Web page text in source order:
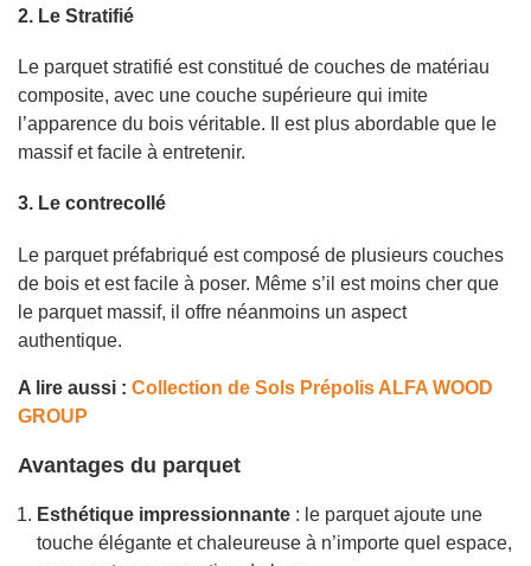
2. Le Stratifié
Le parquet stratifié est constitué de couches de matériau
composite, avec une couche supérieure qui imite
l’apparence du bois véritable. Il est plus abordable que le
massif et facile à entretenir.
3. Le contrecollé
Le parquet préfabriqué est composé de plusieurs couches
de bois et est facile à poser. Même s’il est moins cher que
le parquet massif, il offre néanmoins un aspect
authentique.
A lire aussi : Collection de Sols Prépolis ALFA WOOD
GROUP
Avantages du parquet
Esthétique impressionnante : le parquet ajoute une
touche élégante et chaleureuse à n’importe quel espace,